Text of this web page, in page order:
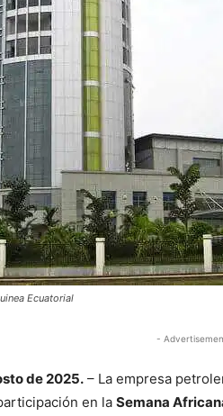
Ecuatorial
-
de 2025. – La empresa
en la Semana